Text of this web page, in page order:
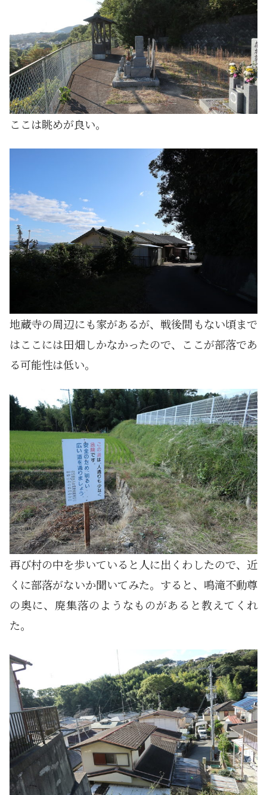
ここは眺めが良い。
地蔵寺の周辺にも家があるが、戦後間もない頃まで
はここには田畑しかなかったので、ここが部落であ
る可能性は低い。
再び村の中を歩いていると人に出くわしたので、近
くに部落がないか聞いてみた。すると、鳴滝不動尊
の奥に、廃集落のようなものがあると教えてくれ
た。